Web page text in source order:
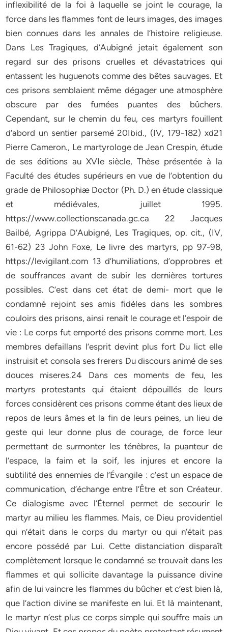
inflexibilité de la foi à laquelle se joint le courage, la
force dans les flammes font de leurs images, des images
bien connues dans les annales de l’histoire religieuse.
Dans Les Tragiques, d’Aubigné jetait également son
regard sur des prisons cruelles et dévastatrices qui
entassent les huguenots comme des bêtes sauvages. Et
ces prisons semblaient même dégager une atmosphère
obscure par des fumées puantes des bûchers.
Cependant, sur le chemin du feu, ces martyrs fouillent
d’abord un sentier parsemé 20Ibid., (IV, 179-182) xd21
Pierre Cameron., Le martyrologe de Jean Crespin, étude
de ses éditions au XVIe siècle, Thèse présentée à la
Faculté des études supérieurs en vue de l’obtention du
grade de Philosophiæ Doctor (Ph. D.) en étude classique
et médiévales, juillet 1995.
https://www.collectionscanada.gc.ca 22 Jacques
Bailbé, Agrippa D’Aubigné, Les Tragiques, op. cit., (IV,
61-62) 23 John Foxe, Le livre des martyrs, pp 97-98,
https://levigilant.com 13 d’humiliations, d’opprobres et
de souffrances avant de subir les dernières tortures
possibles. C’est dans cet état de demi- mort que le
condamné rejoint ses amis fidèles dans les sombres
couloirs des prisons, ainsi renait le courage et l’espoir de
vie : Le corps fut emporté des prisons comme mort. Les
membres defaillans l’esprit devint plus fort Du lict elle
instruisit et consola ses frerers Du discours animé de ses
douces miseres.24 Dans ces moments de feu, les
martyrs protestants qui étaient dépouillés de leurs
forces considèrent ces prisons comme étant des lieux de
repos de leurs âmes et la fin de leurs peines, un lieu de
geste qui leur donne plus de courage, de force leur
permettant de surmonter les ténèbres, la puanteur de
l’espace, la faim et la soif, les injures et encore la
subtilité des ennemies de l’Évangile : c’est un espace de
communication, d’échange entre l’Être et son Créateur.
Ce dialogisme avec l’Éternel permet de secourir le
martyr au milieu les flammes. Mais, ce Dieu providentiel
qui n’était dans le corps du martyr ou qui n’était pas
encore possédé par Lui. Cette distanciation disparaît
complètement lorsque le condamné se trouvait dans les
flammes et qui sollicite davantage la puissance divine
afin de lui vaincre les flammes du bûcher et c’est bien là,
que l’action divine se manifeste en lui. Et là maintenant,
le martyr n’est plus ce corps simple qui souffre mais un